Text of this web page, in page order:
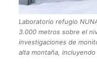
Laboratorio refugio
3.000 metros sobre el
investigaciones de
alta montaña, incluyendo